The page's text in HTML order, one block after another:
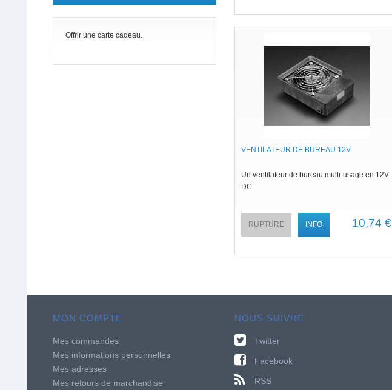
Offrir une carte cadeau.
VENTILATEUR DE BUREAU 12V
Un ventilateur de bureau multi-usage en 12V
DC
10,74 €
RUPTURE INFO
MON COMPTE
Mes commandes
Mes informations personnelles
Mes adresses
Mes retours de marchandise
NOUS SUIVRE
Twitter
Facebook
RSS